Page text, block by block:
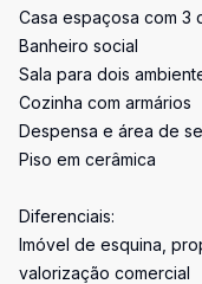
Casa espaçosa com 3
Banheiro social
Sala para dois
Cozinha com armários
Despensa e área de
Piso em cerâmica
Diferenciais:
Imóvel de esquina,
valorização comercial